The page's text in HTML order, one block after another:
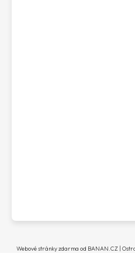
Webové stránky zdarma od BANAN.CZ|